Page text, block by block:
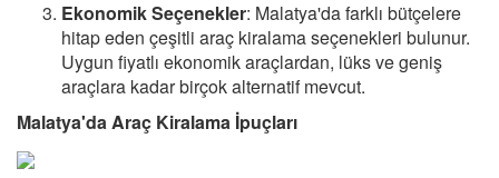
Ekonomik Seçenekler: Malatya'da farklı bütçelere
hitap eden çeşitli araç kiralama seçenekleri bulunur.
Uygun fiyatlı ekonomik araçlardan, lüks ve geniş
araçlara kadar birçok alternatif mevcut.
Malatya'da Araç Kiralama İpuçları